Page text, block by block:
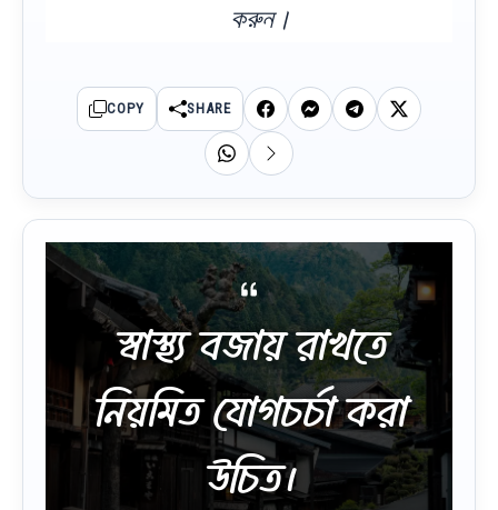
করুন।
COPY SHARE
স্বাস্থ্য বজায় রাখতে
নিয়মিত যোগচর্চা করা
উচিত।